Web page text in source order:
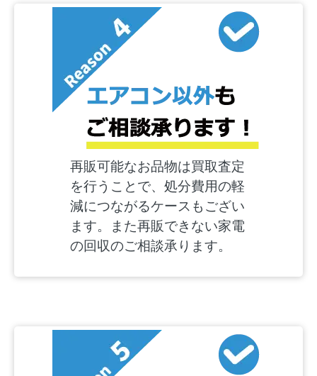
再販可能なお品物は買取査定
を行うことで、処分費用の軽
減につながるケースもござい
ます。また再販できない家電
の回収のご相談承ります。